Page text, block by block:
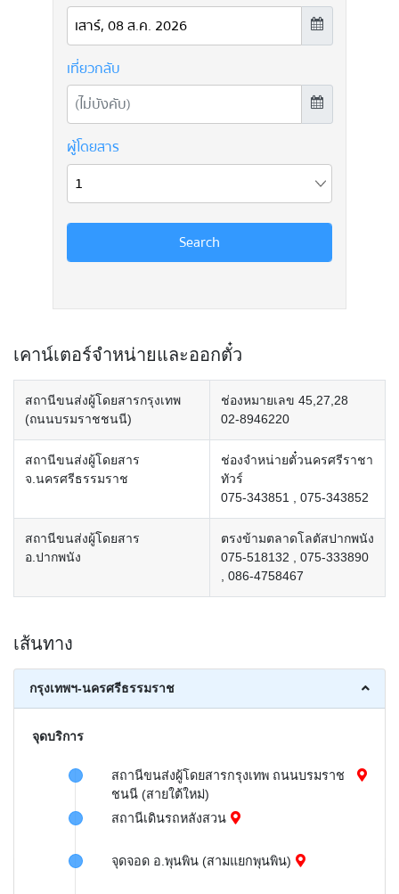
เคาน์เตอร์จำหน่ายและออกตั๋ว
สถานีขนส่งผู้โดยสารกรุงเทพ
(ถนนบรมราชชนนี)
ช่องหมายเลข 45,27,28
02-8946220
สถานีขนส่งผู้โดยสาร
จ.นครศรีธรรมราช
ช่องจำหน่ายตั๋วนครศรีราชา
ทัวร์
075-343851 , 075-343852
สถานีขนส่งผู้โดยสาร
อ.ปากพนัง
ตรงข้ามตลาดโลตัสปากพนัง
075-518132 , 075-333890
, 086-4758467
เส้นทาง
กรุงเทพฯ-นครศรีธรรมราช
จุดบริการ
สถานีขนส่งผู้โดยสารกรุงเทพ ถนนบรมราช
ชนนี (สายใต้ใหม่)
สถานีเดินรถหลังสวน
จุดจอด อ.พุนพิน (สามแยกพุนพิน)